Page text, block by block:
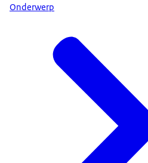
Onderwerp